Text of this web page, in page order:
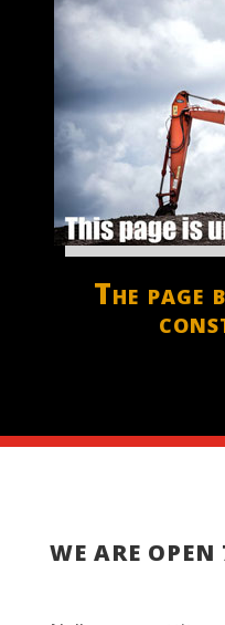
The page
WE ARE